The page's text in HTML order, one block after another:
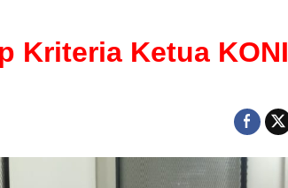
Kriteria Ketua KONI